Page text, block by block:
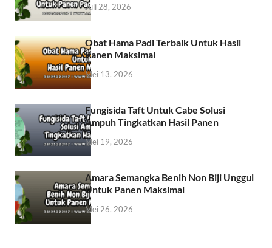
Juli 28, 2026
Obat Hama Padi Terbaik Untuk Hasil
Panen Maksimal
Mei 13, 2026
Fungisida Taft Untuk Cabe Solusi
Ampuh Tingkatkan Hasil Panen
Mei 19, 2026
Amara Semangka Benih Non Biji Unggul
Untuk Panen Maksimal
Mei 26, 2026